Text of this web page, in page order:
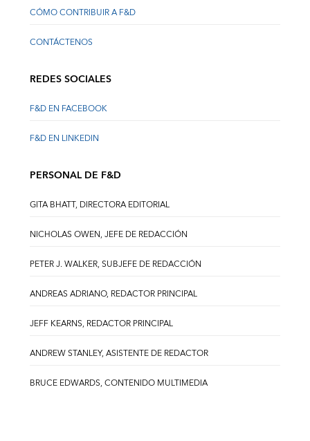
CÓMO CONTRIBUIR A F&D
CONTÁCTENOS
REDES SOCIALES
F&D EN FACEBOOK
F&D EN LINKEDIN
PERSONAL DE F&D
GITA BHATT, DIRECTORA EDITORIAL
NICHOLAS OWEN, JEFE DE REDACCIÓN
PETER J. WALKER, SUBJEFE DE REDACCIÓN
ANDREAS ADRIANO, REDACTOR PRINCIPAL
JEFF KEARNS, REDACTOR PRINCIPAL
ANDREW STANLEY, ASISTENTE DE REDACTOR
BRUCE EDWARDS, CONTENIDO MULTIMEDIA